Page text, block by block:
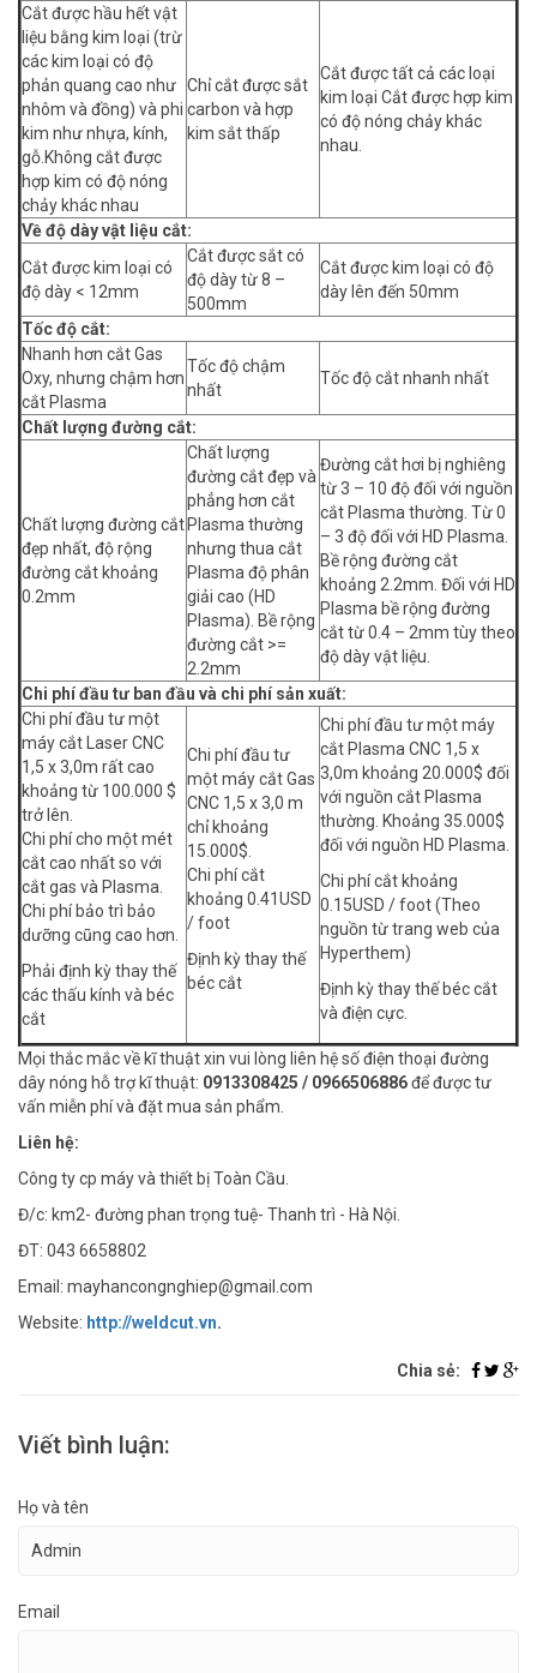
Cắt được hầu hết vật
liệu bằng kim loại (trừ
các kim loại có độ
phản quang cao như
nhôm và đồng) và phi
kim như nhựa, kính,
gỗ.Không cắt được
hợp kim có độ nóng
chảy khác nhau
Chỉ cắt được sắt
carbon và hợp
kim sắt thấp
Cắt được tất cả các loại
kim loại Cắt được hợp kim
có độ nóng chảy khác
nhau.
Về độ dày vật liệu cắt:
Cắt được kim loại có
độ dày < 12mm
Cắt được sắt có
độ dày từ 8 –
500mm
Cắt được kim loại có độ
dày lên đến 50mm
Tốc độ cắt:
Nhanh hơn cắt Gas
Oxy, nhưng chậm hơn
cắt Plasma
Tốc độ chậm
nhất
Tốc độ cắt nhanh nhất
Chất lượng đường cắt:
Chất lượng đường cắt
đẹp nhất, độ rộng
đường cắt khoảng
0.2mm
Chất lượng
đường cắt đẹp và
phẳng hơn cắt
Plasma thường
nhưng thua cắt
Plasma độ phân
giải cao (HD
Plasma). Bề rộng
đường cắt >=
2.2mm
Đường cắt hơi bị nghiêng
từ 3 – 10 độ đối với nguồn
cắt Plasma thường. Từ 0
– 3 độ đối với HD Plasma.
Bề rộng đường cắt
khoảng 2.2mm. Đối với HD
Plasma bề rộng đường
cắt từ 0.4 – 2mm tùy theo
độ dày vật liệu.
Chi phí đầu tư ban đầu và chi phí sản xuất:
Chi phí đầu tư một
máy cắt Laser CNC
1,5 x 3,0m rất cao
khoảng từ 100.000 $
trở lên.
Chi phí cho một mét
cắt cao nhất so với
cắt gas và Plasma.
Chi phí bảo trì bảo
dưỡng cũng cao hơn.
Phải định kỳ thay thế
các thấu kính và béc
cắt
Chi phí đầu tư
một máy cắt Gas
CNC 1,5 x 3,0 m
chỉ khoảng
15.000$.
Chi phí cắt
khoảng 0.41USD
/ foot
Định kỳ thay thế
béc cắt
Chi phí đầu tư một máy
cắt Plasma CNC 1,5 x
3,0m khoảng 20.000$ đối
với nguồn cắt Plasma
thường. Khoảng 35.000$
đối với nguồn HD Plasma.
Chi phí cắt khoảng
0.15USD / foot (Theo
nguồn từ trang web của
Hyperthem)
Định kỳ thay thế béc cắt
và điện cực.
Mọi thắc mắc về kĩ thuật xin vui lòng liên hệ số điện thoại đường
dây nóng hỗ trợ kĩ thuật: 0913308425 / 0966506886để được tư
vấn miễn phí và đặt mua sản phẩm.
Liên hệ:
Công ty cp máy và thiết bị Toàn Cầu.
Đ/c: km2- đường phan trọng tuệ- Thanh trì - Hà Nội.
ĐT: 043 6658802
Email: mayhancongnghiep@gmail.com
Website: http://weldcut.vn.
Chia sẻ:
Viết bình luận:
Họ và tên
Email